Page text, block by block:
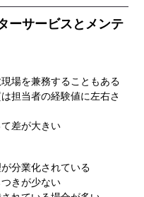
ーサービスとメンテ
場を兼務することもある
担当者の経験値に左右さ
差が大きい
分業化されている
きが少ない